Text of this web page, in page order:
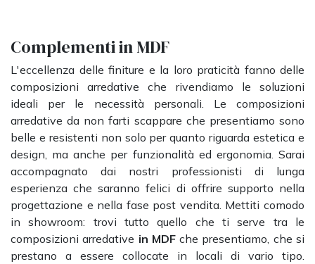
Complementi in MDF
L'eccellenza delle finiture e la loro praticità fanno delle
composizioni arredative che rivendiamo le soluzioni
ideali per le necessità personali. Le composizioni
arredative da non farti scappare che presentiamo sono
belle e resistenti non solo per quanto riguarda estetica e
design, ma anche per funzionalità ed ergonomia. Sarai
accompagnato dai nostri professionisti di lunga
esperienza che saranno felici di offrire supporto nella
progettazione e nella fase post vendita. Mettiti comodo
in showroom: trovi tutto quello che ti serve tra le
composizioni arredative in MDFche presentiamo, che si
prestano a essere collocate in locali di vario tipo.